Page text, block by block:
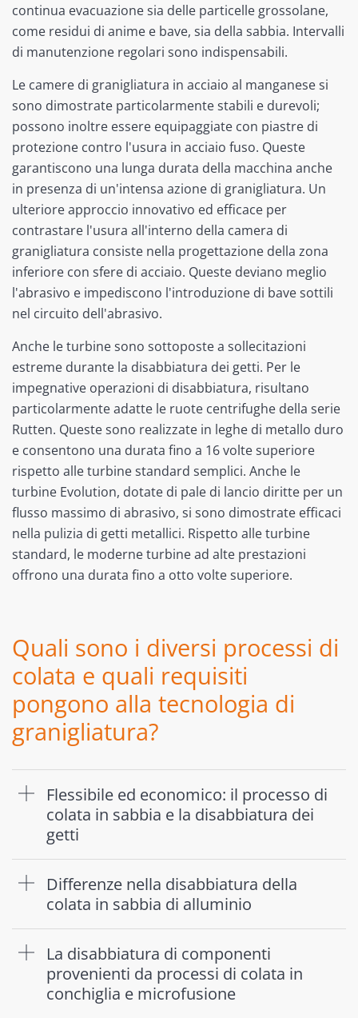
continua evacuazione sia delle particelle grossolane,
come residui di anime e bave, sia della sabbia. Intervalli
di manutenzione regolari sono indispensabili.
Le camere di granigliatura in acciaio al manganese si
sono dimostrate particolarmente stabili e durevoli;
possono inoltre essere equipaggiate con piastre di
protezione contro l'usura in acciaio fuso. Queste
garantiscono una lunga durata della macchina anche
in presenza di un'intensa azione di granigliatura. Un
ulteriore approccio innovativo ed efficace per
contrastare l'usura all'interno della camera di
granigliatura consiste nella progettazione della zona
inferiore con sfere di acciaio. Queste deviano meglio
l'abrasivo e impediscono l'introduzione di bave sottili
nel circuito dell'abrasivo.
Anche le turbine sono sottoposte a sollecitazioni
estreme durante la disabbiatura dei getti. Per le
impegnative operazioni di disabbiatura, risultano
particolarmente adatte le ruote centrifughe della serie
Rutten. Queste sono realizzate in leghe di metallo duro
e consentono una durata fino a 16 volte superiore
rispetto alle turbine standard semplici. Anche le
turbine Evolution, dotate di pale di lancio diritte per un
flusso massimo di abrasivo, si sono dimostrate efficaci
nella pulizia di getti metallici. Rispetto alle turbine
standard, le moderne turbine ad alte prestazioni
offrono una durata fino a otto volte superiore.
Quali sono i diversi processi di
colata e quali requisiti
pongono alla tecnologia di
granigliatura?
Flessibile ed economico: il processo di
colata in sabbia e la disabbiatura dei
getti
Differenze nella disabbiatura della
colata in sabbia di alluminio
La disabbiatura di componenti
provenienti da processi di colata in
conchiglia e microfusione